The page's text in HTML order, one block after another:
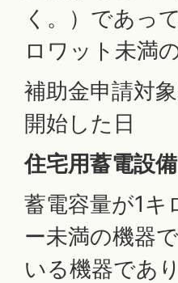
く。）であっ
ロワット未満
補助金申請対
開始した日
住宅用蓄電設備
蓄電容量が1
ー未満の機器
いる機器であ